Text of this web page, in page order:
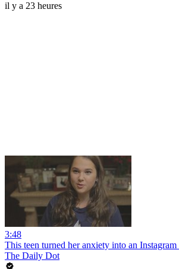
il y a 23 heures
3:48
This teen turned her anxiety into an
The Daily Dot